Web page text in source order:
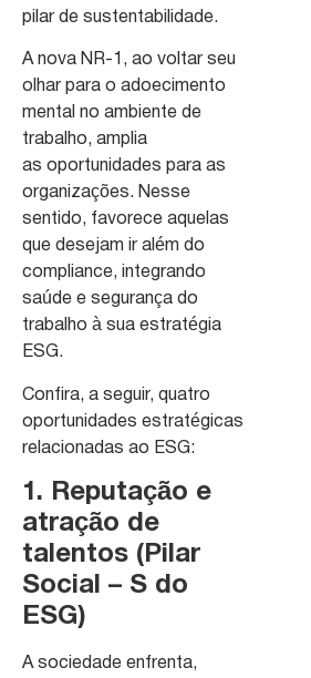
pilar de sustentabilidade.
A nova NR-1, ao voltar seu
olhar para o adoecimento
mental no ambiente de
trabalho, amplia
as oportunidades para as
organizações. Nesse
sentido, favorece aquelas
que desejam ir além do
compliance, integrando
saúde e segurança do
trabalho à sua estratégia
ESG.
Confira, a seguir, quatro
oportunidades estratégicas
relacionadas ao ESG:
1. Reputação e
atração de
talentos (Pilar
Social – S do
ESG)
A sociedade enfrenta,